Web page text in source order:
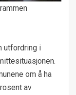
utfordring i
om å ha
av